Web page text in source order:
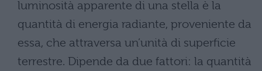
luminosità apparente di una stella è la
quantità di energia radiante, proveniente da
essa, che attraversa un’unità di superficie
terrestre. Dipende da due fattori: la quantità